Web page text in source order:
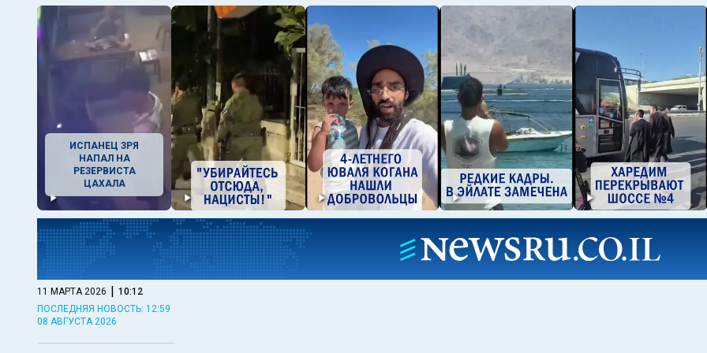
ИСПАНЕЦ ЗРЯ
НАПАЛ НА
РЕЗЕРВИСТА
ЦАХАЛА
11 МАРТА 2026 | 10:12
ПОСЛЕДНЯЯ НОВОСТЬ: 12:59
08 АВГУСТА 2026